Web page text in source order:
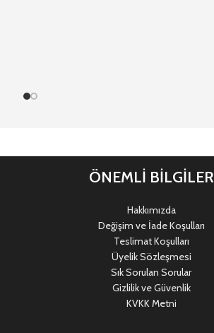
ÖNEMLİ BİLGİLER
Hakkımızda
Değişim ve İade Koşulları
Teslimat Koşulları
Üyelik Sözleşmesi
Sık Sorulan Sorular
Gizlilik ve Güvenlik
KVKK Metni